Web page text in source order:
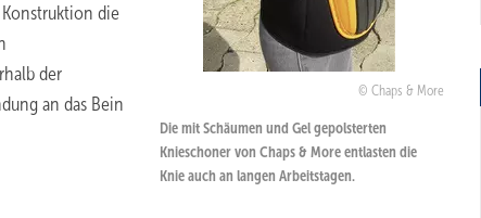
Chaps & More
Die mit Schäumen und Gel gepolsterten
Knieschoner von Chaps & More entlasten die
Knie auch an langen Arbeitstagen.
die
der
an das Bein